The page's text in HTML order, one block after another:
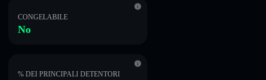
CONGELABILE
No
% DEI PRINCIPALI DETENTORI